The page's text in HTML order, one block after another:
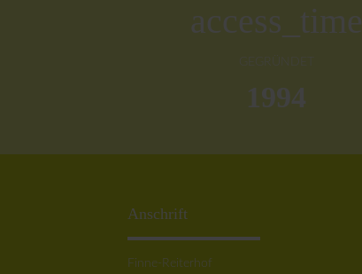
access_time
1994
Anschrift
Finne-Reiterhof